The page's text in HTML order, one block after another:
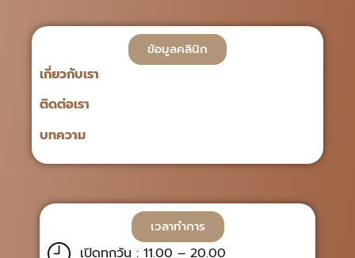
ข้อมูลคลินิก
เกี่ยวกับเรา
ติดต่อเรา
บทความ
เวลาทำการ
เปิดทุกวัน : 11.00 – 20.00